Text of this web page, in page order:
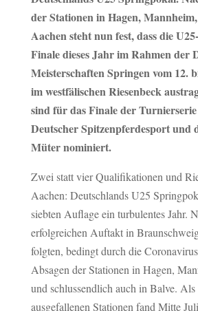
der Stationen in Hagen,
Aachen steht nun fest, dass die
Finale dieses Jahr im Rahmen der
Meisterschaften Springen vom 12.
im westfälischen Riesenbeck
sind für das Finale der
Deutscher Spitzenpferdesport und
Müter nominiert.
Zwei statt vier Qualifikationen und
Aachen: Deutschlands U25
siebten Auflage ein turbulentes Jahr.
erfolgreichen Auftakt in
folgten, bedingt durch die
Absagen der Stationen in Hagen,
und schlussendlich auch in Balve.
ausgefallenen Stationen fand Mitte